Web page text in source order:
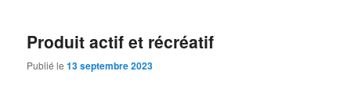
Produit actif et récréatif
Publié le13 septembre 2023